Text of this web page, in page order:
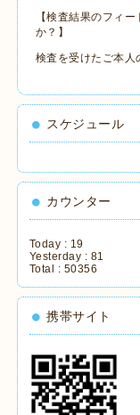
【検査結果のフィ
か？】
検査を受けたご本人
スケジュール
カウンター
Today : 19
Yesterday : 81
Total : 50356
携帯サイト